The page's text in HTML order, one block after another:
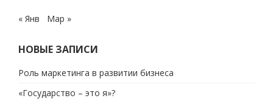
« Янв Мар »
НОВЫЕ ЗАПИСИ
Роль маркетинга в развитии бизнеса
«Государство – это я»?